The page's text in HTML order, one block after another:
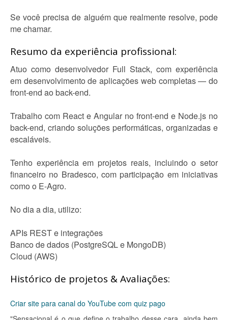
Se você precisa de alguém que realmente resolve, pode
me chamar.
Resumo da experiência profissional:
Atuo como desenvolvedor Full Stack, com experiência
em desenvolvimento de aplicações web completas — do
front-end ao back-end.
Trabalho com React e Angular no front-end e Node.js no
back-end, criando soluções performáticas, organizadas e
escaláveis.
Tenho experiência em projetos reais, incluindo o setor
financeiro no Bradesco, com participação em iniciativas
como o E-Agro.
No dia a dia, utilizo:
APIs REST e integrações
Banco de dados (PostgreSQL e MongoDB)
Cloud (AWS)
Histórico de projetos & Avaliações:
Criar site para canal do YouTube com quiz pago